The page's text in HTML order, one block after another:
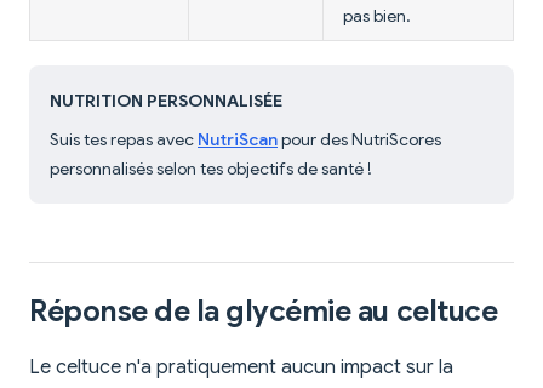
pas bien.
NUTRITION PERSONNALISÉE
Suis tes repas avec NutriScanpour des NutriScores
personnalisés selon tes objectifs de santé !
Réponse de la glycémie au celtuce
Le celtuce n'a pratiquement aucun impact sur la